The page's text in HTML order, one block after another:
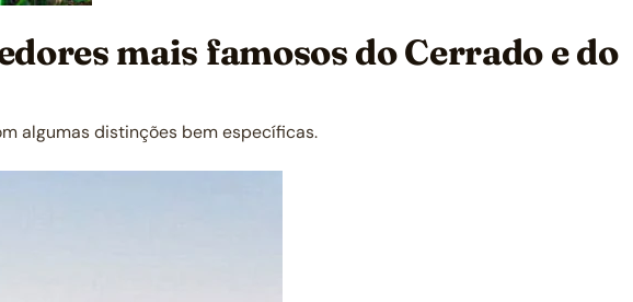
mais famosos do Cerrado e do
algumas distinções bem específicas.